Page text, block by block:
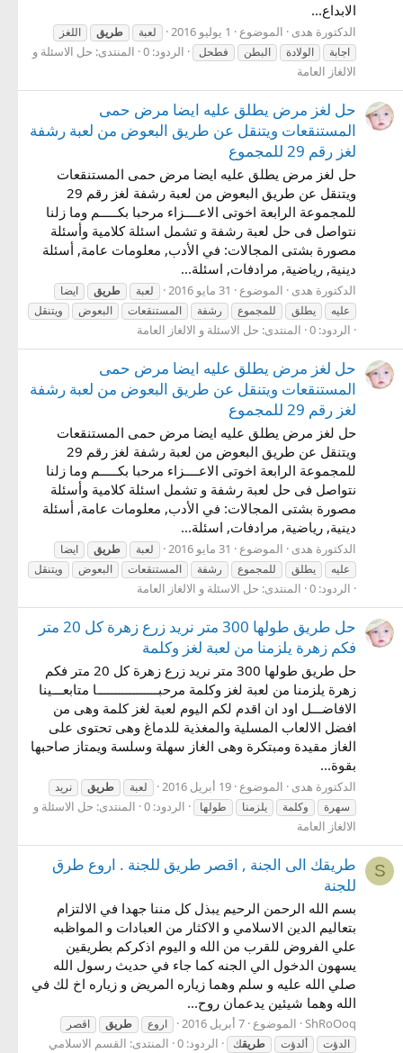
الابداع...
الدكتورة هدى الموضوع 1 يوليو 2016 لعبة طريق
اللغز
اجابة
الولادة البطن فطحل الردود: 0 المنتدى: حل الاسئلة و
الالغاز العامة
حل لغز مرض يطلق عليه ايضا مرض حمى
المستنقعات ويتنقل عن طريق البعوض من لعبة رشفة
لغز رقم 29 للمجموع
حل لغز مرض يطلق عليه ايضا مرض حمى المستنقعات
ويتنقل عن طريق البعوض من لعبة رشفة لغز رقم 29
للمجموعة الرابعة اخوتى الاعــــزاء مرحبا بكـــــم وما زلنا
نتواصل فى حل لعبة رشفة و تشمل اسئلة كلامية وأسئلة
مصورة بشتى المجالات: في الأدب, معلومات عامة, أسئلة
دينية, رياضية, مرادفات, اسئلة...
الدكتورة هدى الموضوع 31 مايو 2016 لعبة طريق
ايضا
عليه
يطلق للمجموع رشفة المستنقعات البعوض ويتنقل
الردود: 0 المنتدى: حل الاسئلة و الالغاز العامة
حل لغز مرض يطلق عليه ايضا مرض حمى
المستنقعات ويتنقل عن طريق البعوض من لعبة رشفة
لغز رقم 29 للمجموع
حل لغز مرض يطلق عليه ايضا مرض حمى المستنقعات
ويتنقل عن طريق البعوض من لعبة رشفة لغز رقم 29
للمجموعة الرابعة اخوتى الاعــــزاء مرحبا بكـــــم وما زلنا
نتواصل فى حل لعبة رشفة و تشمل اسئلة كلامية وأسئلة
مصورة بشتى المجالات: في الأدب, معلومات عامة, أسئلة
دينية, رياضية, مرادفات, اسئلة...
الدكتورة هدى الموضوع 31 مايو 2016 لعبة طريق
ايضا
عليه
يطلق للمجموع رشفة المستنقعات البعوض ويتنقل
الردود: 0 المنتدى: حل الاسئلة و الالغاز العامة
حل طريق طولها 300 متر نريد زرع زهرة كل 20 متر
فكم زهرة يلزمنا من لعبة لغز وكلمة
حل طريق طولها 300 متر نريد زرع زهرة كل 20 متر فكم
زهرة يلزمنا من لعبة لغز وكلمة مرحبـــــــــــــــــا متابعـــينا
الافاضـــل اود ان اقدم لكم اليوم لعبة لغز كلمة وهى من
افضل الالعاب المسلية والمغذية للدماغ وهى تحتوى على
الغاز مقيدة ومبتكرة وهى الغاز سهلة وسلسة ويمتاز صاحبها
بقوة...
الدكتورة هدى الموضوع 19 أبريل 2016 لعبة طريق
نريد
سهرة
وكلمة يلزمنا طولها الردود: 0 المنتدى: حل الاسئلة و
الالغاز العامة
S
طريقك الى الجنة , اقصر طريق للجنة . اروع طرق
للجنة
بسم الله الرحمن الرحيم يبذل كل مننا جهدا في الالتزام
بتعاليم الدين الاسلامي و الاكثار من العبادات و المواظبه
علي الفروض للقرب من الله و اليوم اذكركم بطريقين
يسهون الدخول الي الجنه كما جاء في حديث رسول الله
صلي الله عليه و سلم وهما زياره المريض و زياره اخ لك في
الله وهما شيئين يدعمان روح...
ShRoOoq الموضوع 7 أبريل 2016 اروع طريق
اقصر
الدؤت
ألدؤت طريقك الردود: 0 المنتدى: القسم الاسلامي